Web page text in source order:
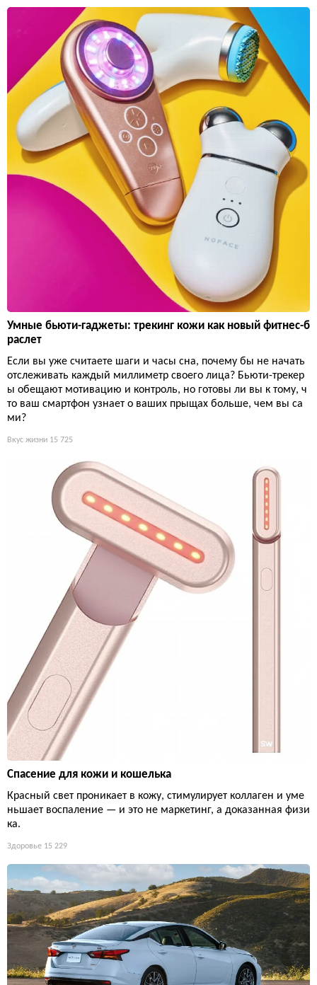
Умные бьюти-гаджеты: трекинг кожи как новый фитнес-б
раслет
Если вы уже считаете шаги и часы сна, почему бы не начать
отслеживать каждый миллиметр своего лица? Бьюти-трекер
ы обещают мотивацию и контроль, но готовы ли вы к тому, ч
то ваш смартфон узнает о ваших прыщах больше, чем вы са
ми?
Вкус жизни 15 725
Спасение для кожи и кошелька
Красный свет проникает в кожу, стимулирует коллаген и уме
ньшает воспаление — и это не маркетинг, а доказанная физи
ка.
Здоровье 15 229